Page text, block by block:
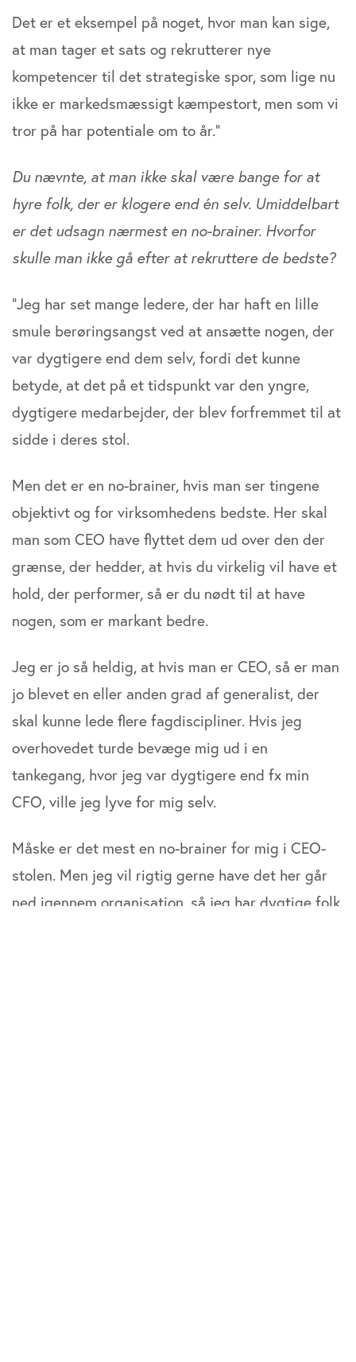
Det er et eksempel på noget, hvor man kan sige,
at man tager et sats og rekrutterer nye
kompetencer til det strategiske spor, som lige nu
ikke er markedsmæssigt kæmpestort, men som vi
tror på har potentiale om to år.”
Du nævnte, at man ikke skal være bange for at
hyre folk, der er klogere end én selv. Umiddelbart
er det udsagn nærmest en no-brainer. Hvorfor
skulle man ikke gå efter at rekruttere de bedste?
”Jeg har set mange ledere, der har haft en lille
smule berøringsangst ved at ansætte nogen, der
var dygtigere end dem selv, fordi det kunne
betyde, at det på et tidspunkt var den yngre,
dygtigere medarbejder, der blev forfremmet til at
sidde i deres stol.
Men det er en no-brainer, hvis man ser tingene
objektivt og for virksomhedens bedste. Her skal
man som CEO have flyttet dem ud over den der
grænse, der hedder, at hvis du virkelig vil have et
hold, der performer, så er du nødt til at have
nogen, som er markant bedre.
Jeg er jo så heldig, at hvis man er CEO, så er man
jo blevet en eller anden grad af generalist, der
skal kunne lede flere fagdiscipliner. Hvis jeg
overhovedet turde bevæge mig ud i en
tankegang, hvor jeg var dygtigere end fx min
CFO, ville jeg lyve for mig selv.
Måske er det mest en no-brainer for mig i CEO-
stolen. Men jeg vil rigtig gerne have det her går
ned igennem organisation, så jeg har dygtige folk